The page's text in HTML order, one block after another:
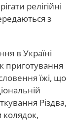
релігійні
з
в Україні
приготування
їжі, що
Різдва,